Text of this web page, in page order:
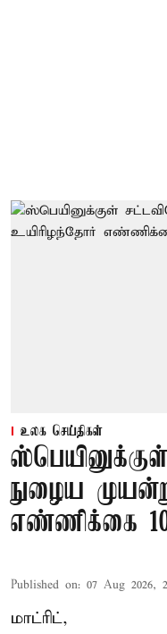
உலக செய்திகள்
நுழைய
எண்ணிக்கை
Published on: 07 Aug 2026,
மாட்ரிட்,